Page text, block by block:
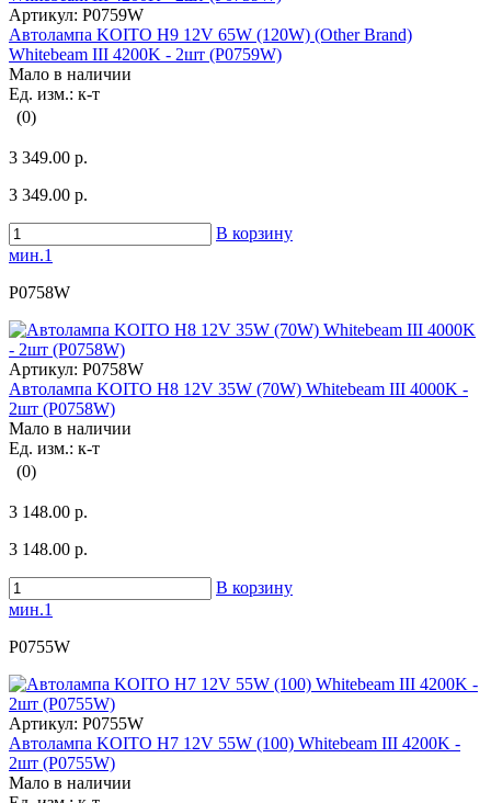
Артикул: P0759W
Автолампа KOITO H9 12V 65W (120W) (Other Brand)
Whitebeam III 4200K - 2шт (P0759W)
Мало в наличии
Ед. изм.: к-т
(0)
3 349.00 р.
3 349.00 р.
В корзину
мин.1
P0758W
Артикул: P0758W
Автолампа KOITO H8 12V 35W (70W) Whitebeam III 4000K -
2шт (P0758W)
Мало в наличии
Ед. изм.: к-т
(0)
3 148.00 р.
3 148.00 р.
В корзину
мин.1
P0755W
Артикул: P0755W
Автолампа KOITO H7 12V 55W (100) Whitebeam III 4200K -
2шт (P0755W)
Мало в наличии